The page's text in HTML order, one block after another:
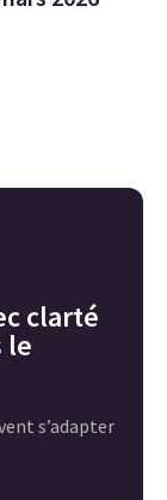
clarté
le
s’adapter